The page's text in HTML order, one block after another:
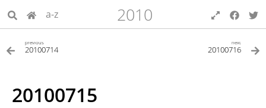
a-z 2010
previous
20100714
next
20100716
20100715